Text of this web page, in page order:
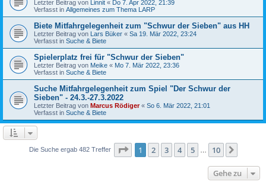
Letzter Beitrag von Linnit « Do 7. Apr 2022, 21:39
Verfasst in Allgemeines zum Thema LARP
Biete Mitfahrgelegenheit zum "Schwur der Sieben" aus HH
Letzter Beitrag von Lars Büker « Sa 19. Mär 2022, 23:24
Verfasst in Suche & Biete
Spielerplatz frei für "Schwur der Sieben"
Letzter Beitrag von Meike « Mo 7. Mär 2022, 23:36
Verfasst in Suche & Biete
Suche Mitfahrgelegenheit zum Spiel "Der Schwur der
Sieben" - 24.3.-27.3.2022
Letzter Beitrag von Marcus Rödiger« So 6. Mär 2022, 21:01
Verfasst in Suche & Biete
Die Suche ergab 482 Treffer Seite 1von 10
1 2 3 4 5 10
Gehe zu